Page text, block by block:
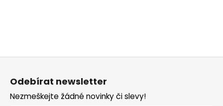
Odebírat newsletter
Nezmeškejte žádné novinky či slevy!